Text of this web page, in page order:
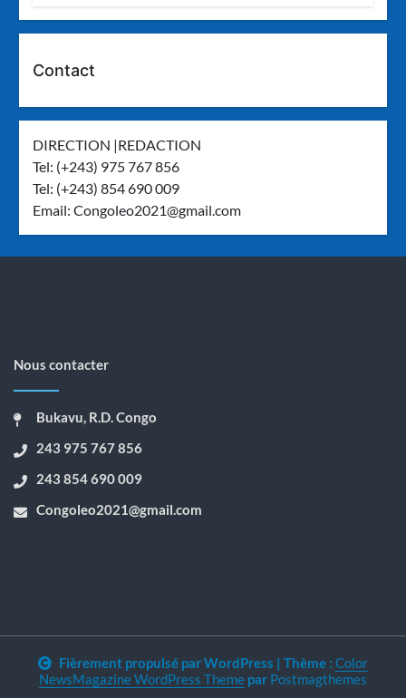
Contact
DIRECTION |REDACTION
Tel: (+243) 975 767 856
Tel: (+243) 854 690 009
Email:Congoleo2021@gmail.com
Nous contacter
Bukavu, R.D. Congo
243 975 767 856
243 854 690 009
Congoleo2021@gmail.com
Fièrement propulsé par WordPress | Thème : Color
NewsMagazine WordPress Theme par Postmagthemes